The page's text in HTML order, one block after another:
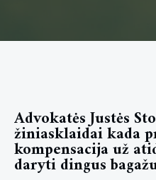
Advokatės Justės
žiniasklaidai kada
kompensacija už
daryti dingus